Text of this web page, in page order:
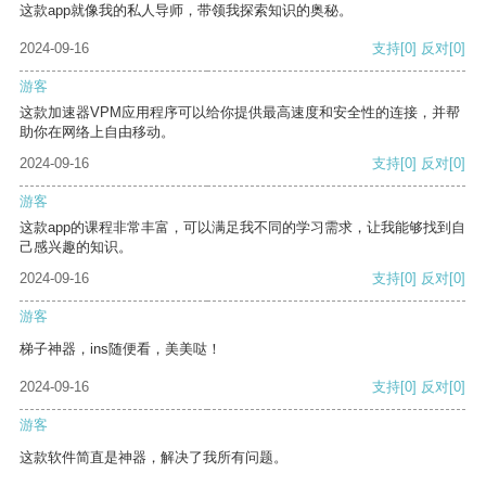
这款app就像我的私人导师，带领我探索知识的奥秘。
2024-09-16 支持[0] 反对[0]
游客
这款加速器VPM应用程序可以给你提供最高速度和安全性的连接，并帮
助你在网络上自由移动。
2024-09-16
支持[0] 反对[0]
游客
这款app的课程非常丰富，可以满足我不同的学习需求，让我能够找到自
己感兴趣的知识。
2024-09-16
支持[0] 反对[0]
游客
梯子神器，ins随便看，美美哒！
2024-09-16 支持[0] 反对[0]
游客
这款软件简直是神器，解决了我所有问题。